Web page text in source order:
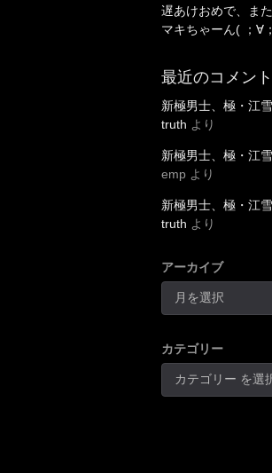
遅あけおめで、ま
マキちゃーん( ；∀
最近のコメント
新極男士、極・江
truth より
新極男士、極・江
emp より
新極男士、極・江
truth より
アーカイブ
カテゴリー